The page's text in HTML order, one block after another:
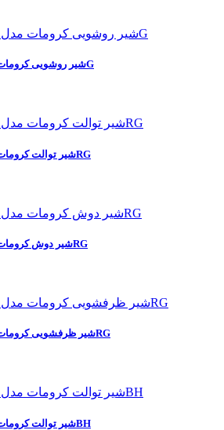
شیر روشویی کرومات مدل ویکتوریا 13801G
شیر توالت کرومات مدل ویکتوریا 13802RG
شیر دوش کرومات مدل ویکتوریا 13804RG
شیر ظرفشویی کرومات مدل ویکتوریا 13802RG
شیر توالت کرومات مدل ویکتوریا 13802BH